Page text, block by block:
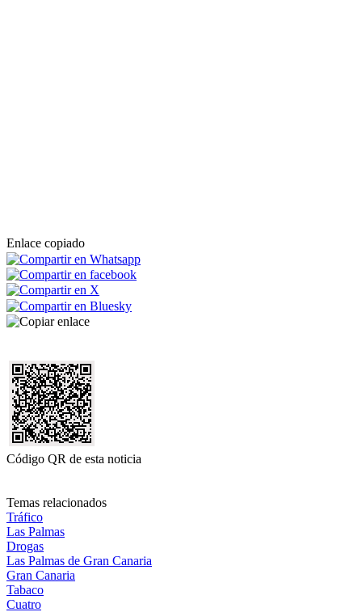
Enlace copiado
Código QR de esta noticia
Temas relacionados
Tráfico
Las Palmas
Drogas
Las Palmas de Gran Canaria
Gran Canaria
Tabaco
Cuatro